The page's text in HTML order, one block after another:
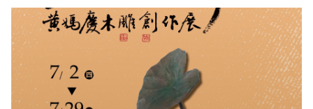
守愚藏拙 黃媽慶木雕創作展